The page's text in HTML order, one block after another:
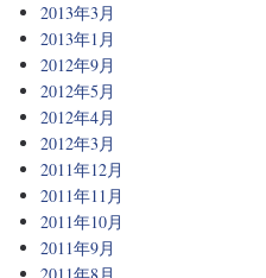
2013年3月
2013年1月
2012年9月
2012年5月
2012年4月
2012年3月
2011年12月
2011年11月
2011年10月
2011年9月